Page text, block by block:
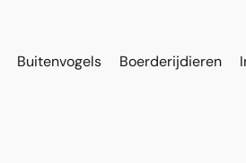
Buitenvogels Boerderijdieren